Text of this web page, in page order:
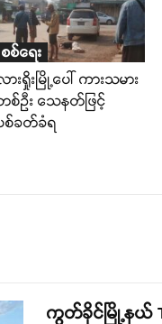
စစ်ရေး
ားရှိုးမြို့ပေါ် ကားသမား
စ်ဉီး သေနတ်ဖြင့်
စ်ခတ်ခံရ
ကွတ်ခိုင်မြို့နယ်